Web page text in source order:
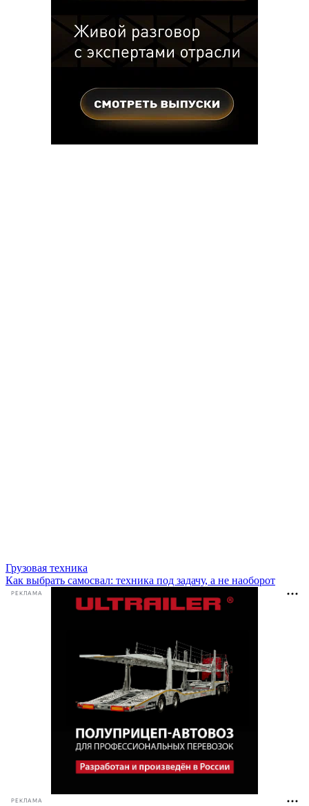
Грузовая техника
Как выбрать самосвал: техника под задачу, а не наоборот
РЕКЛАМА
РЕКЛАМА